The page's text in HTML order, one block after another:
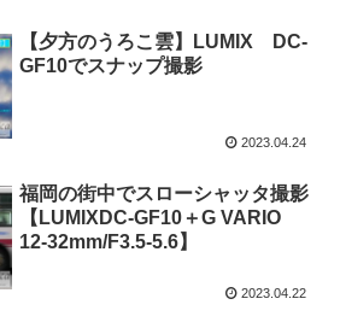
【夕方のうろこ雲】LUMIX DC-
GF10でスナップ撮影
2023.04.24
福岡の街中でスローシャッタ撮影
【LUMIXDC-GF10＋G VARIO
12-32mm/F3.5-5.6】
2023.04.22